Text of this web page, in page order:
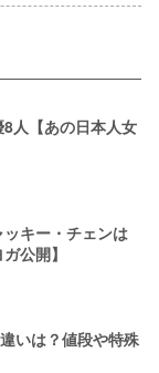
人【あの日本人女
キー・チェンは
公開】
いは？値段や特殊